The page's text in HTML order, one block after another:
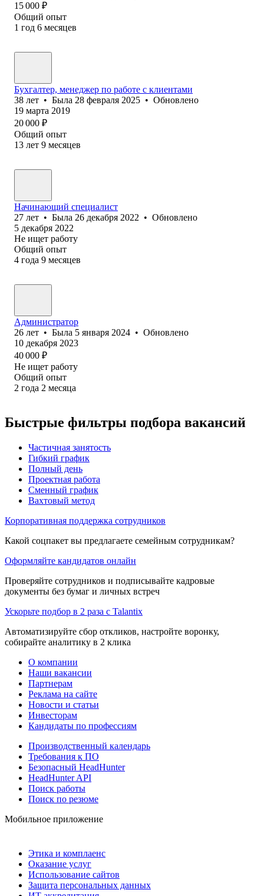
15 000 ₽
Общий опыт
1 год 6 месяцев
Бухгалтер, менеджер по работе с клиентами
38 лет • Была 28 февраля 2025 • Обновлено
19 марта 2019
20 000 ₽
Общий опыт
13 лет 9 месяцев
Начинающий специалист
27 лет • Была 26 декабря 2022 • Обновлено
5 декабря 2022
Не ищет работу
Общий опыт
4 года 9 месяцев
Администратор
26 лет • Была 5 января 2024 • Обновлено
10 декабря 2023
40 000 ₽
Не ищет работу
Общий опыт
2 года 2 месяца
Быстрые фильтры подбора вакансий
Частичная занятость
Гибкий график
Полный день
Проектная работа
Сменный график
Вахтовый метод
Корпоративная поддержка сотрудников
Какой соцпакет вы предлагаете семейным сотрудникам?
Оформляйте кандидатов онлайн
Проверяйте сотрудников и подписывайте кадровые
документы без бумаг и личных встреч
Ускорьте подбор в 2 раза с Talantix
Автоматизируйте сбор откликов, настройте воронку,
собирайте аналитику в 2 клика
О компании
Наши вакансии
Партнерам
Реклама на сайте
Новости и статьи
Инвесторам
Кандидаты по профессиям
Производственный календарь
Требования к ПО
Безопасный HeadHunter
HeadHunter API
Поиск работы
Поиск по резюме
Мобильное приложение
Этика и комплаенс
Оказание услуг
Использование сайтов
Защита персональных данных